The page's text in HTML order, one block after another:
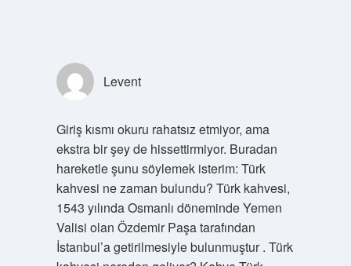
Levent
Giriş kısmı okuru rahatsız etmiyor, ama
ekstra bir şey de hissettirmiyor. Buradan
hareketle şunu söylemek isterim: Türk
kahvesi ne zaman bulundu? Türk kahvesi,
1543 yılında Osmanlı döneminde Yemen
Valisi olan Özdemir Paşa tarafından
İstanbul’a getirilmesiyle bulunmuştur . Türk